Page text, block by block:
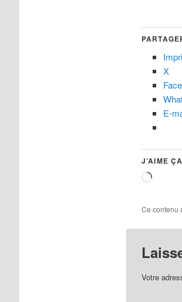
X
E-
J’AIME
Ce contenu
Votre